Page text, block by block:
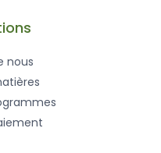
nous